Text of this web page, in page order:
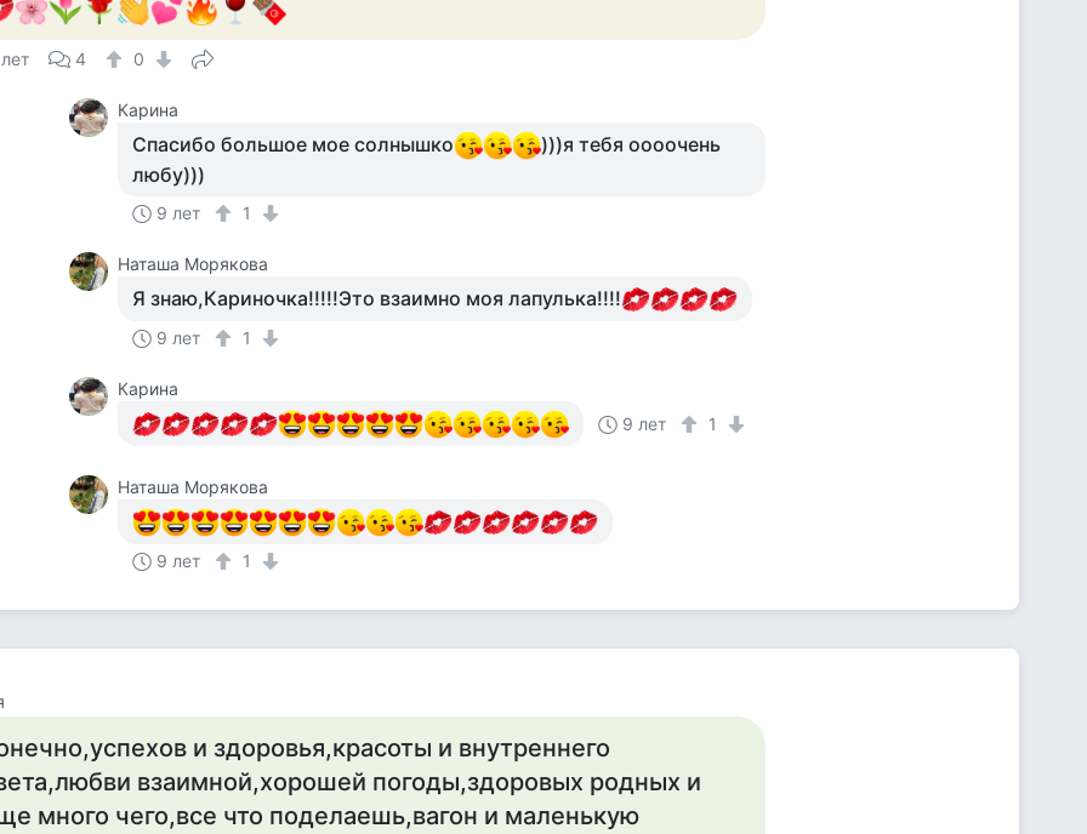
4 0
Карина
Спасибо большое мое солнышко
)))я тебя оооочень
любу)))
9 лет 1
Наташа Морякова
Я знаю,Кариночка!!!!!Это взаимно моя лапулька!!!!
9 лет 1
Карина
9 лет
1
Наташа Морякова
9 лет 1
и здоровья,красоты и внутреннего
взаимной,хорошей погоды,здоровых родных и
много чего,все что поделаешь,вагон и маленькую